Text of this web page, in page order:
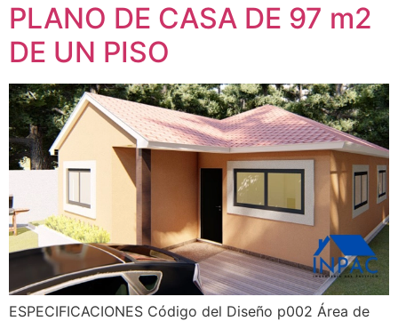
PLANO DE CASA DE 97 m2
DE UN PISO
ESPECIFICACIONES Código del Diseño p002 Área de